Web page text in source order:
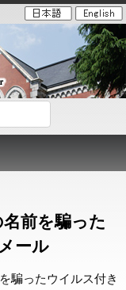
名前を騙った
ール
騙ったウイルス付き